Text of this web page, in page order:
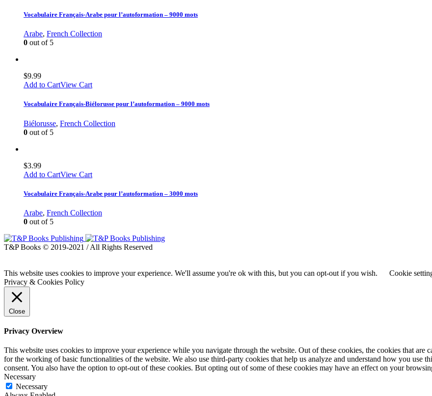
Vocabulaire Français-Arabe pour l’autoformation – 9000 mots
Arabe, French Collection
0 out of 5
$9.99
Add to CartView Cart
Vocabulaire Français-Biélorusse pour l’autoformation – 9000 mots
Biélorusse, French Collection
0 out of 5
$3.99
Add to CartView Cart
Vocabulaire Français-Arabe pour l’autoformation – 3000 mots
Arabe, French Collection
0 out of 5
T&P Books © 2019-2021 / All Rights Reserved
This website uses cookies to improve your experience. We'll assume you're ok with this, but you can opt-out if you wish. Cookie
Privacy & Cookies Policy
Close
Privacy Overview
This website uses cookies to improve your experience while you navigate through the website. Out of these cookies, the cookies that are
for the working of basic functionalities of the website. We also use third-party cookies that help us analyze and understand how you
consent. You also have the option to opt-out of these cookies. But opting out of some of these cookies may have an effect on your
Necessary
Necessary